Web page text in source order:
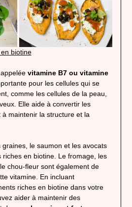
biotine
vitamine B7 ou vitamine
pour les cellules qui se
comme les cellules de la peau,
Elle aide à convertir les
maintenir la structure et la
le saumon et les avocats
riches en biotine. Le fromage, les
chou-fleur sont également de
vitamine. En incluant
riches en biotine dans votre
aider à maintenir des